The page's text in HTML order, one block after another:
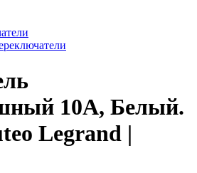
10A, Белый.
Legrand |